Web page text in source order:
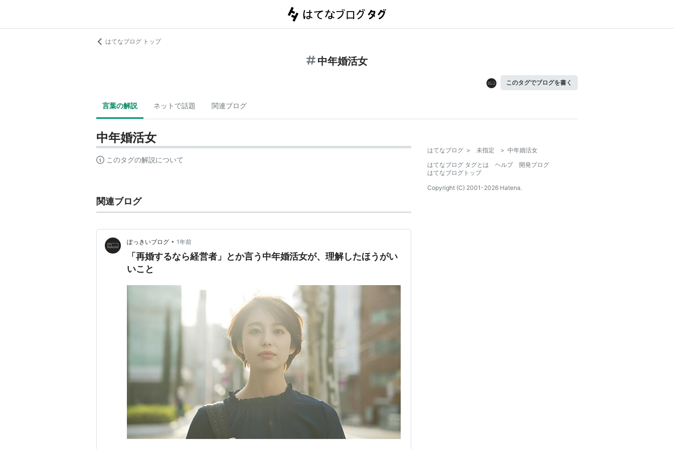
はてなブログ トップ
中年婚活女
このタグでブログを書く
言葉の解説 ネットで話題 関連ブログ
中年婚活女
このタグの解説について
関連ブログ
ぽっきいブログ • 1年前
「再婚するなら経営者」とか言う中年婚活女が、理解したほうがい
いこと
はてなブログ > 未指定 > 中年婚活女
はてなブログ タグとは
ヘルプ
開発ブログ
はてなブログトップ
Copyright (C) 2001-2026 Hatena.